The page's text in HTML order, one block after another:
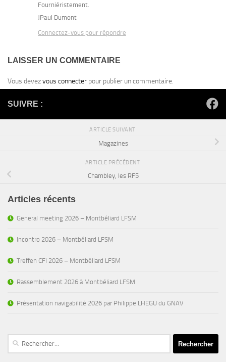
Fourniéristement.
JPaul Dumont
Connectez-vous pour répondre
LAISSER UN COMMENTAIRE
Vous devezvous connecter pour publier un commentaire.
SUIVRE :
ARTICLE SUIVANT
Magazines
ARTICLE PRÉCÉDENT
Chambley, les RF5
Articles récents
General meeting 2026 – Montbéliard LFSM
Incontro 2026 – Montbéliard LFSM
Treffen CFI 2026 – Montbéliard LFSM
Rassemblement 2026 à Montbéliard LFSM
Présentation navigabilité 2026 par Philippe LHEGU du GNAV
Rechercher :